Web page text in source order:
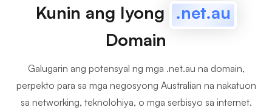
Kunin ang Iyong .net.au
Domain
Galugarin ang potensyal ng mga .net.au na domain,
perpekto para sa mga negosyong Australian na nakatuon
sa networking, teknolohiya, o mga serbisyo sa internet.